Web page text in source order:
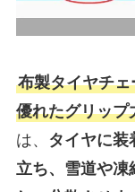
布製タイヤチ
優れたグリップ
は、
タイヤに装
立ち、雪道や凍